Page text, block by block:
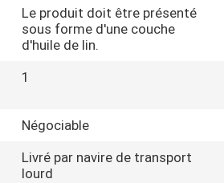
Le produit doit être présenté
sous forme d'une couche
d'huile de lin.
1
Négociable
Livré par navire de transport
lourd